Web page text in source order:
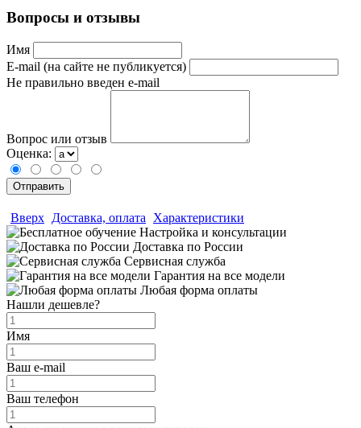
Вопросы и отзывы
Имя
E-mail (на сайте не публикуется)
Не правильно введен e-mail
Вопрос или отзыв
Оценка:
Вверх Доставка, оплата
Характеристики
Настройка и консультации
Доставка по России
Сервисная служба
Гарантия на все модели
Любая форма оплаты
Нашли дешевле?
Имя
Ваш e-mail
Ваш телефон